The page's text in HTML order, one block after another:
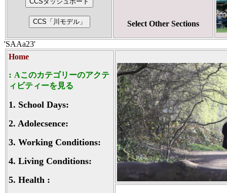
Select Other Sections
'SAAa23'
Home
: Aこのカテゴリーのアクテ
ィビティーを見る
1. School Days:
2. Adolecsence:
3. Working Conditions:
4. Living Conditions:
5. Health :